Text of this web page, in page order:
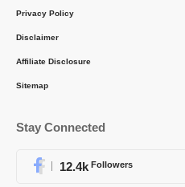
Privacy Policy
Disclaimer
Affiliate Disclosure
Sitemap
Stay Connected
12.4k Followers